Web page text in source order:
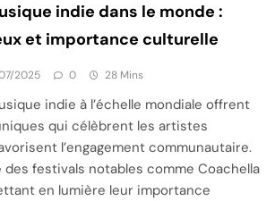
indie dans le monde :
et importance culturelle
2025 0 28 Mins
indie à l’échelle mondiale offrent
qui célèbrent les artistes
l’engagement communautaire.
festivals notables comme Coachella
en lumière leur importance